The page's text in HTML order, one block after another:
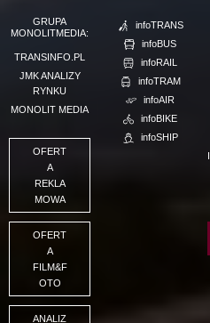
GRUPA
MONOLITMEDIA:
TRANSINFO.PL
JMK ANALIZY
RYNKU
MONOLIT MEDIA
OFERT
A
REKLA
MOWA
OFERT
A
FILM&F
OTO
ANALIZ
infoTRANS
infoBUS
infoRAIL
infoTRAM
infoAIR
infoBIKE
infoSHIP